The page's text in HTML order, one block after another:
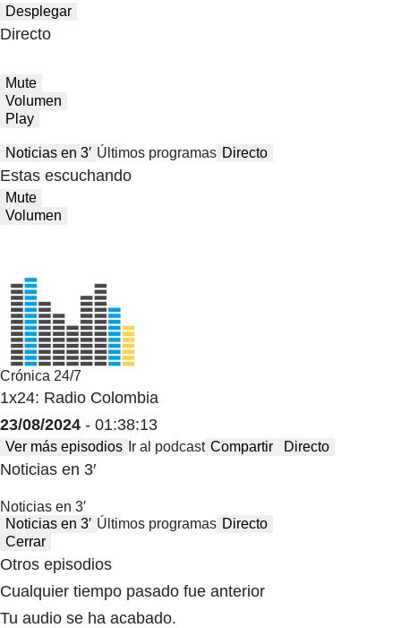
Desplegar
Directo
Mute
Volumen
Play
Noticias en 3′ Últimos programas Directo
Estas escuchando
Mute
Volumen
Crónica 24/7
1x24: Radio Colombia
23/08/2024 - 01:38:13
Ver más episodios Ir al podcast Compartir Directo
Noticias en 3′
Noticias en 3′
Noticias en 3′ Últimos programas Directo
Cerrar
Otros episodios
Cualquier tiempo pasado fue anterior
Tu audio se ha acabado.